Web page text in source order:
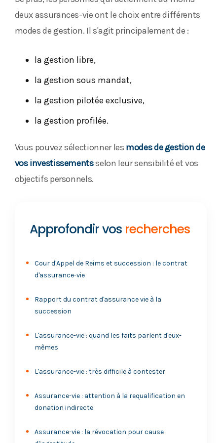
deux assurances-vie ont le choix entre différents
modes de gestion. Il s'agit principalement de :
la gestion libre,
la gestion sous mandat,
la gestion pilotée exclusive,
la gestion profilée.
Vous pouvez sélectionner les modes de gestion de
vos investissementsselon leur sensibilité et vos
objectifs personnels.
Approfondir vos recherches
Cour d'Appel de Reims et succession : le contrat
d'assurance-vie
Rapport du contrat d'assurance vie à la
succession
L'assurance-vie : quand les faits parlent d'eux-
mêmes
L'assurance-vie : très difficile à contester
Assurance-vie : attention à la requalification en
donation indirecte
Assurance-vie : la révocation pour cause